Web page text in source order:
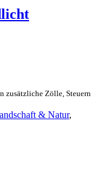
zusätzliche Zölle, Steuern
& Natur,